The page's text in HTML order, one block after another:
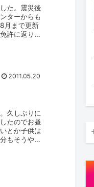
た。震災後
ターからも
月まで更新
許に返り咲
2011.05.20
久しぶりに
たのでお昼
とか子供は
もそうやっ